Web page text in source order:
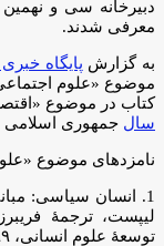
دبیرخانه سی و
معرفی شدند.
به گزارش پایگاه
موضوع «علوم
کتاب در موضوع
سال جمهوری اسلامی
نامزدهای موضوع
1. انسان سیاسی:
لیپست، ترجمۀ
توسعۀ علوم انسانی‌‫، ۱۳۹۹، ‫بیست‌وشش، ‫۵۴۲ ص.